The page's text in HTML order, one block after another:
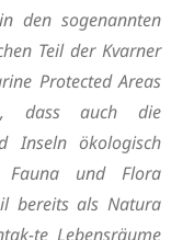
den sogenannten
Teil der Kvarner
Protected Areas
dass auch die
Inseln ökologisch
Fauna und Flora
bereits als Natura
te Lebensräume